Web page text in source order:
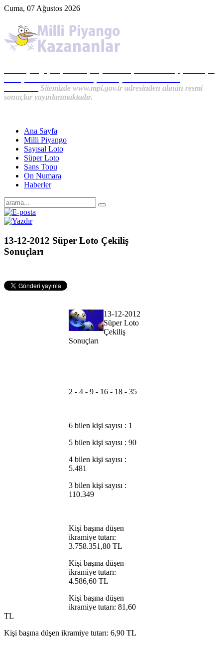
Cuma, 07 Ağustos 2026
Sitemizde www.mpi.gov.tr adresinden alınan resmi
sonuçlar yayınlanmaktadır.
Ana Sayfa
Milli Piyango
Sayısal Loto
Süper Loto
Şans Topu
On Numara
Haberler
13-12-2012 Süper Loto Çekiliş
Sonuçları
13-12-2012
Süper Loto
Çekiliş
Sonuçları
2 - 4 - 9 - 16 - 18 - 35
6 bilen kişi sayısı : 1
5 bilen kişi sayısı : 90
4 bilen kişi sayısı :
5.481
3 bilen kişi sayısı :
110.349
Kişi başına düşen
ikramiye tutarı:
3.758.351,80 TL
Kişi başına düşen
ikramiye tutarı:
4.586,60 TL
Kişi başına düşen
ikramiye tutarı: 81,60
TL
Kişi başına düşen ikramiye tutarı: 6,90 TL